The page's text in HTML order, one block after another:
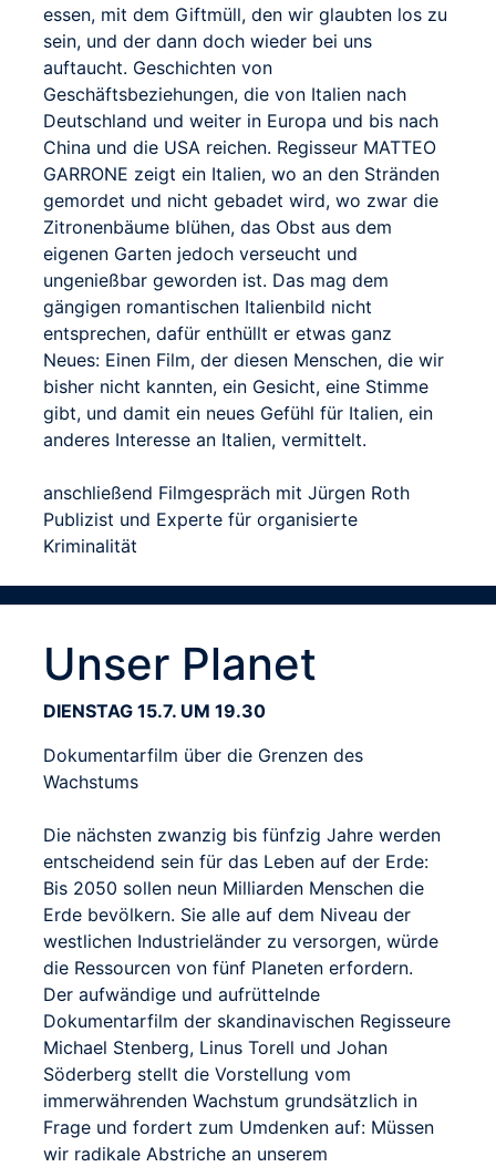
essen, mit dem Giftmüll, den wir glaubten los zu
sein, und der dann doch wieder bei uns
auftaucht. Geschichten von
Geschäftsbeziehungen, die von Italien nach
Deutschland und weiter in Europa und bis nach
China und die USA reichen. Regisseur MATTEO
GARRONE zeigt ein Italien, wo an den Stränden
gemordet und nicht gebadet wird, wo zwar die
Zitronenbäume blühen, das Obst aus dem
eigenen Garten jedoch verseucht und
ungenießbar geworden ist. Das mag dem
gängigen romantischen Italienbild nicht
entsprechen, dafür enthüllt er etwas ganz
Neues: Einen Film, der diesen Menschen, die wir
bisher nicht kannten, ein Gesicht, eine Stimme
gibt, und damit ein neues Gefühl für Italien, ein
anderes Interesse an Italien, vermittelt.
anschließend Filmgespräch mit Jürgen Roth
Publizist und Experte für organisierte
Kriminalität
Unser Planet
DIENSTAG 15.7. UM 19.30
Dokumentarfilm über die Grenzen des
Wachstums
Die nächsten zwanzig bis fünfzig Jahre werden
entscheidend sein für das Leben auf der Erde:
Bis 2050 sollen neun Milliarden Menschen die
Erde bevölkern. Sie alle auf dem Niveau der
westlichen Industrieländer zu versorgen, würde
die Ressourcen von fünf Planeten erfordern.
Der aufwändige und aufrüttelnde
Dokumentarfilm der skandinavischen Regisseure
Michael Stenberg, Linus Torell und Johan
Söderberg stellt die Vorstellung vom
immerwährenden Wachstum grundsätzlich in
Frage und fordert zum Umdenken auf: Müssen
wir radikale Abstriche an unserem